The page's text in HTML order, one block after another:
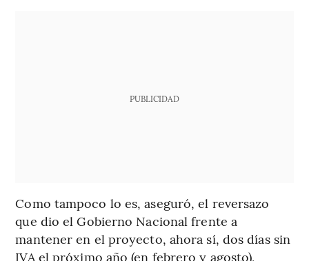
PUBLICIDAD
Como tampoco lo es, aseguró, el reversazo
que dio el Gobierno Nacional frente a
mantener en el proyecto, ahora sí, dos días sin
IVA el próximo año (en febrero y agosto),